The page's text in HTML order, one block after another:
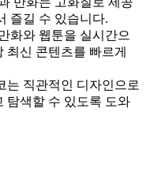
즐길 수 있습니다.
화와 웹툰을 실시간으
최신 콘텐츠를 빠르게
는 직관적인 디자인으로
탐색할 수 있도록 도와